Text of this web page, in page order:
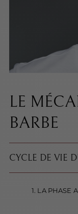
LE
BARBE
CYCLE DE VIE
1. LA PHASE